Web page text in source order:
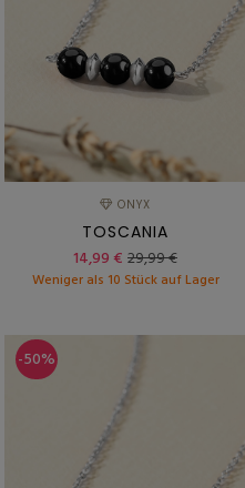
ONYX
TOSCANIA
14,99 € 29,99 €
Weniger als 10 Stück auf Lager
-50%